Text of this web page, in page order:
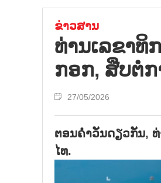
ຂ່າວສານ
ທ່ານເລຂາທິ
ກອກ, ສືບຕໍ່ກ
27/05/2026
ຕອນຄ່ຳວັນດຽວກັນ, ທ່
ໄທ.